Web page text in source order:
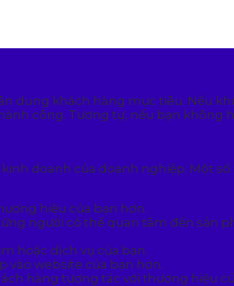
dung khách hàng mục tiêu. Nếu
công. Tương tự, nếu bạn không
doanh của doanh nghiệp. Một
hiệu của bạn hơn.
người có thể quan tâm đến sản
hoặc dịch vụ của bạn.
vào website của bạn hơn.
hàng tương tác với thương hiệu